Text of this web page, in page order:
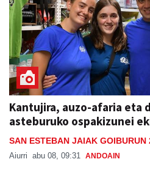
Kantujira, auzo-afaria eta
asteburuko ospakizunei
SAN ESTEBAN JAIAK GOIBURUN
Aiurri abu 08, 09:31 ANDOAIN